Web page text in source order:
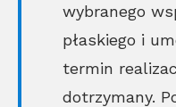
wybranego
płaskiego i
termin
dotrzymany.